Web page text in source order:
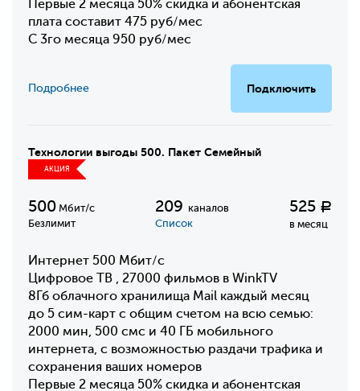
Первые 2 месяца 50% скидка и абонентская
плата составит 475 руб/мес
С 3го месяца 950 руб/мес
Подключить
Подробнее
Технологии выгоды 500. Пакет Семейный
АКЦИЯ
500 Мбит/с
Безлимит
209 каналов
Список
525 Р
в месяц
Интернет 500 Мбит/с
Цифровое ТВ , 27000 фильмов в WinkTV
8Гб облачного хранилища Mail каждый месяц
до 5 сим-карт с общим счетом на всю семью:
2000 мин, 500 смс и 40 ГБ мобильного
интернета, с возможностью раздачи трафика и
сохранения ваших номеров
Первые 2 месяца 50% скидка и абонентская